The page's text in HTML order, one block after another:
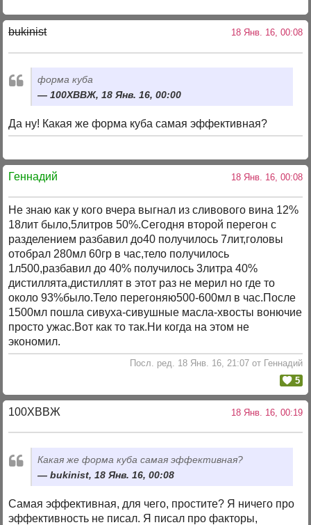
bukinist 18 Янв. 16, 00:08
форма куба
100ХВВЖ, 18 Янв. 16, 00:00
Да ну! Какая же форма куба самая эффективная?
Геннадий 18 Янв. 16, 00:08
Не знаю как у кого вчера выгнал из сливового вина 12%
18лит было,5литров 50%.Сегодня второй перегон с
разделением разбавил до40 получилось 7лит,головы
отобрал 280мл 60гр в час,тело получилось
1л500,разбавил до 40% получилось 3литра 40%
дистиллята,дистиллят в этот раз не мерил но где то
около 93%было.Тело перегоняю500-600мл в час.После
1500мл пошла сивуха-сивушные масла-хвосты вонючие
просто ужас.Вот как то так.Ни когда на этом не
экономил.
Посл. ред. 18 Янв. 16, 21:07 от Геннадий
5
100ХВВЖ 18 Янв. 16, 00:19
Какая же форма куба самая эффективная?
bukinist, 18 Янв. 16, 00:08
Самая эффективная, для чего, простите? Я ничего про
эффективность не писал. Я писал про факторы,